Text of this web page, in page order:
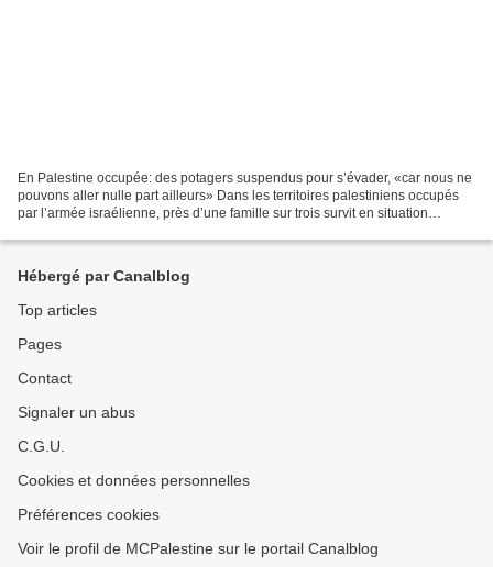
En Palestine occupée: des potagers suspendus pour s’évader, «car nous ne
pouvons aller nulle part ailleurs» Dans les territoires palestiniens occupés
par l’armée israélienne, près d’une famille sur trois survit en situation
Hébergé par Canalblog
Top articles
Pages
Contact
Signaler un abus
C.G.U.
Cookies et données personnelles
Préférences cookies
Voir le profil de MCPalestine sur le portail Canalblog